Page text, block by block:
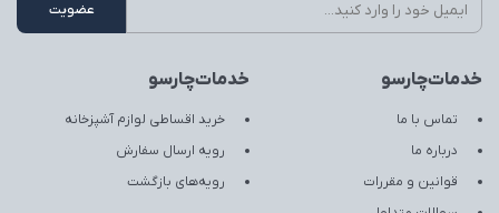
خدمات‌چارسو
تماس با ما
درباره ما
قوانین و مقررات
خدمات‌چارسو
خرید اقساطی لوازم آشپزخانه
رویه ارسال سفارش
رویه‌های بازگشت